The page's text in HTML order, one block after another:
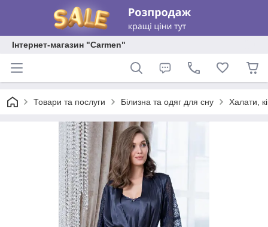
Інтернет-магазин "Carmen"
Товари та послуги Білизна та одяг для сну Халати,